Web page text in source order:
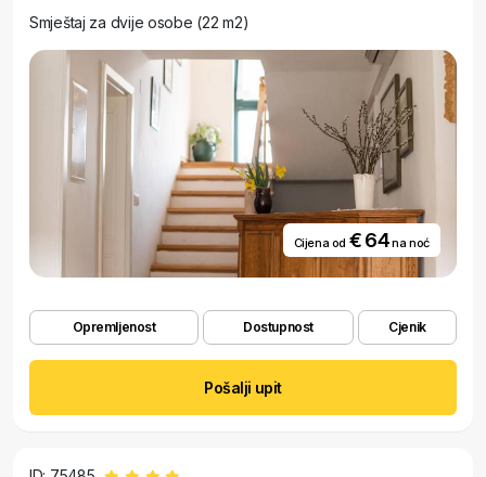
Smještaj za dvije osobe (22 m2)
Cijena od € 64na noć
Opremljenost Dostupnost Cjenik
Pošalji upit